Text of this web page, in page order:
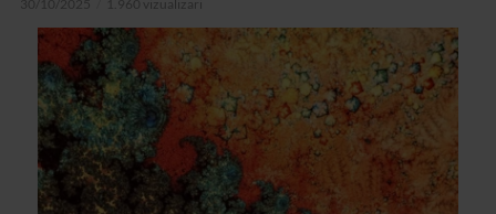
30/10/2025 1.960 vizualizari